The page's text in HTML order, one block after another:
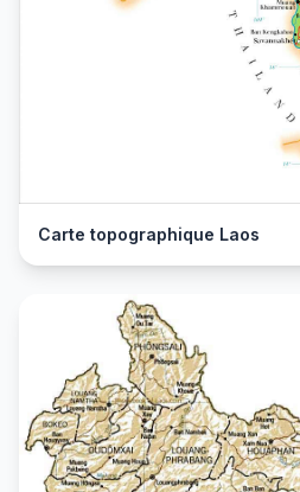
Carte topographique Laos